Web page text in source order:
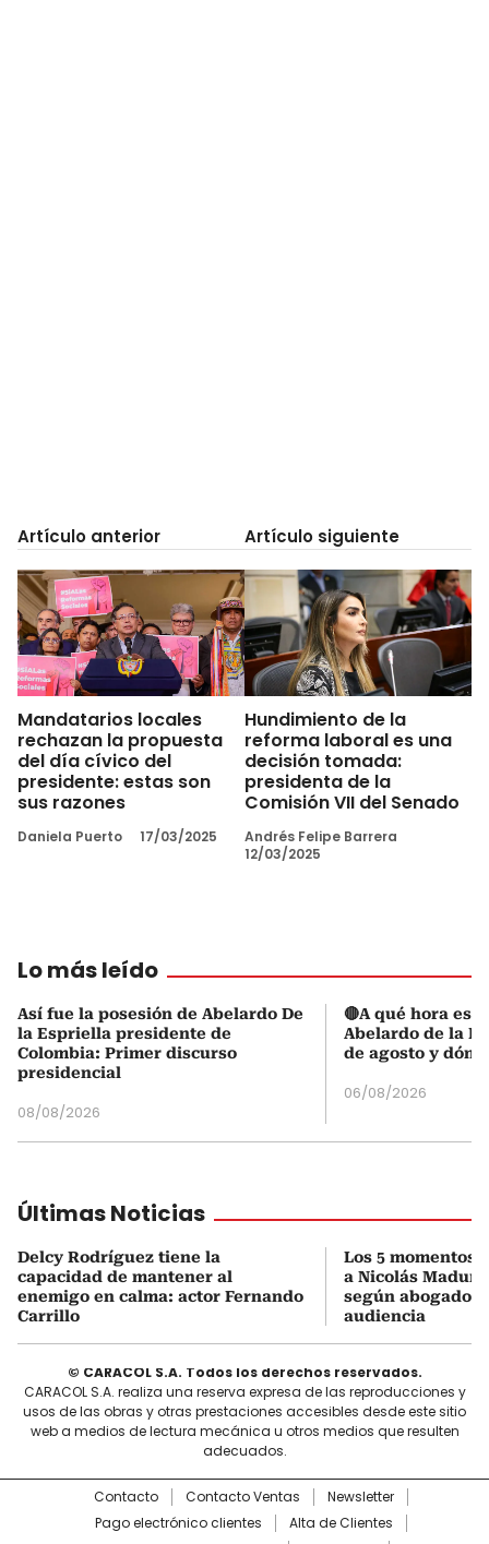
Artículo anterior
Mandatarios locales
rechazan la propuesta
del día cívico del
presidente: estas son
sus razones
Daniela Puerto 17/03/2025
Artículo siguiente
Hundimiento de la
reforma laboral es una
decisión tomada:
presidenta de la
Comisión VII del Senado
Andrés Felipe Barrera
12/03/2025
Lo más leído
Así fue la posesión de Abelardo De
la Espriella presidente de
Colombia: Primer discurso
presidencial
08/08/2026
🔴A qué hora es
Abelardo de la
de agosto y
06/08/2026
Últimas Noticias
Delcy Rodríguez tiene la
capacidad de mantener al
enemigo en calma: actor Fernando
Carrillo
Los 5 momentos
a Nicolás Maduro
según abogado
audiencia
© CARACOL S.A. Todos los derechos reservados.
CARACOL S.A. realiza una reserva expresa de las reproducciones y
usos de las obras y otras prestaciones accesibles desde este sitio
web a medios de lectura mecánica u otros medios que resulten
adecuados.
Contacto Contacto Ventas
Newsletter
Pago electrónico clientes
Alta de Clientes